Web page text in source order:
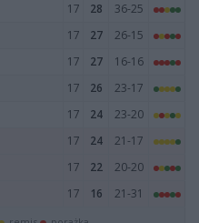
17 28
36-25
17 27
26-15
17 27
16-16
17 26
23-17
17 24
23-20
17 24
21-17
17 22
20-20
17 16 21-31